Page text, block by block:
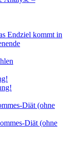
Endziel kommt in
Diät (ohne
Diät (ohne